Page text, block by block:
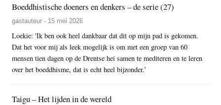
Boeddhistische doeners en denkers – de serie (27)
gastauteur - 15 mei 2026
Loekie: 'Ik ben ook heel dankbaar dat dit op mijn pad is gekomen.
Dat het voor mij als leek mogelijk is om met een groep van 60
mensen tien dagen op de Drentse hei samen te mediteren en te leren
over het boeddhisme, dat is echt heel bijzonder.’
Taigu – Het lijden in de wereld